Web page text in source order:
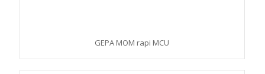
GEPA MOM rapi MCU